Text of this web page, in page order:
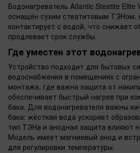
Водонагреватель Atlantic Steatite Elite
оснащён сухим стеатитовым ТЭНом,
контактирует с водой, что снижает
продлевает срок службы.
Где уместен этот
Устройство подходит для бытовых
водоснабжения в помещениях с
монтажа, где важна защита от
обеспечивает быстрый нагрев при
бака. Для водонагревателя важны
бака: жёсткая вода ускоряет
тип ТЭНа и анодная защита влияют
Модель имеет магниевый анод и
для регулировки температуры.